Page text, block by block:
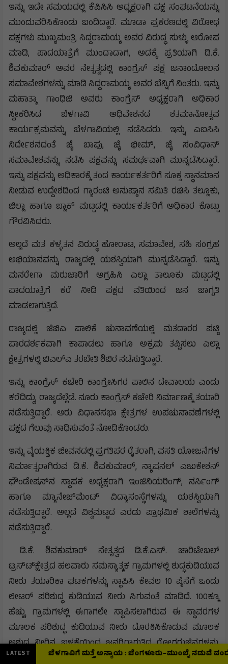
ಇನ್ನು ಇದೇ ಸಮಯದಲ್ಲಿ ಕೆಪಿಸಿಸಿ ಅಧ್ಯಕ್ಷರಾಗಿ ಪಕ್ಷ ಸಂಘಟನೆಯನ್ನು
ಮುಂದುವರಿಸಿಕೊಂಡು ಬಂದಿದ್ದಾರೆ. ಮೂಡಾ ಪ್ರಕರಣದಲ್ಲಿ ವಿರೋಧ
ಪಕ್ಷಗಳು ಮುಖ್ಯಮಂತ್ರಿ ಸಿದ್ದರಾಮಯ್ಯ ಅವರ ವಿರುದ್ಧ ಸುಳ್ಳು ಆರೋಪ
ಮಾಡಿ, ಪಾದಯಾತ್ರೆಗೆ ಮುಂದಾದಾಗ, ಅದಕ್ಕೆ ಪ್ರತಿಯಾಗಿ ಡಿ.ಕೆ.
ಶಿವಕುಮಾರ್ ಅವರ ನೇತೃತ್ವದಲ್ಲಿ ಕಾಂಗ್ರೆಸ್ ಪಕ್ಷ ಜನಾಂದೋಲನ
ಸಮಾವೇಶಗಳನ್ನು ಮಾಡಿ ಸಿದ್ದರಾಮಯ್ಯ ಅವರ ಬೆನ್ನಿಗೆ ನಿಂತರು. ಇನ್ನು
ಮಹಾತ್ಮಾ ಗಾಂಧಿಜಿ ಅವರು ಕಾಂಗ್ರೆಸ್ ಅಧ್ಯಕ್ಷರಾಗಿ ಅಧಿಕಾರ
ಸ್ವೀಕರಿಸಿದ ಬೆಳಗಾವಿ ಅಧಿವೇಶನದ ಶತಮಾನೋತ್ಸವ
ಕಾರ್ಯಕ್ರಮವನ್ನು ಬೆಳಗಾವಿಯಲ್ಲಿ ನಡೆಸಿದರು. ಇನ್ನು ಎಐಸಿಸಿ
ನಿರ್ದೇಶನದಂತೆ ಜೈ ಬಾಪು, ಜೈ ಭೀಮ್, ಜೈ ಸಂವಿಧಾನ್
ಸಮಾವೇಶವನ್ನು ನಡೆಸಿ ಪಕ್ಷವನ್ನು ಸಮರ್ಥವಾಗಿ ಮುನ್ನಡೆಸಿದ್ದಾರೆ.
ಇನ್ನು ಪಕ್ಷವನ್ನು ಅಧಿಕಾರಕ್ಕೆ ತಂದ ಕಾರ್ಯಕರ್ತರಿಗೆ ಸೂಕ್ತ ಸ್ಥಾನಮಾನ
ನೀಡುವ ಉದ್ದೇಶದಿಂದ ಗ್ಯಾರಂಟಿ ಅನುಷ್ಠಾನ ಸಮಿತಿ ರಚಿಸಿ ತಲ್ಲೂಕು,
ಜಿಲ್ಲಾ ಹಾಗೂ ಬ್ಲಾಕ್ ಮಟ್ಟದಲ್ಲಿ ಕಾರ್ಯಕರ್ತರಿಗೆ ಅಧಿಕಾರ ಕೊಟ್ಟು
ಗೌರವಿಸಿದರು.
ಅಲ್ಲದೆ ಮತ ಕಳ್ಳತನ ವಿರುದ್ಧ ಹೋರಾಟ, ಸಮಾವೇಶ, ಸಹಿ ಸಂಗ್ರಹ
ಅಭಿಯಾನವನ್ನು ರಾಜ್ಯದಲ್ಲಿ ಯಶಸ್ವಿಯಾಗಿ ಮುನ್ನಡೆಸಿದ್ದಾರೆ. ಇನ್ನು
ಮನರೇಗಾ ಮರುಜಾರಿಗೆ ಆಗ್ರಹಿಸಿ ಎಲ್ಲಾ ತಾಲೂಕು ಮಟ್ಟದಲ್ಲಿ
ಪಾದಯಾತ್ರೆಗೆ ಕರೆ ನೀಡಿ ಪಕ್ಷದ ವತಿಯಿಂದ ಜನ ಜಾಗೃತಿ
ಮಾಡಲಾಗುತ್ತಿದೆ.
ರಾಜ್ಯದಲ್ಲಿ ಜಿಬಿಎ ಪಾಲಿಕೆ ಚುನಾವಣೆಯಲ್ಲಿ ಮತದಾರರ ಪಟ್ಟಿ
ಪಾರದರ್ಶಕವಾಗಿ ಕಾಪಾಡಲು ಹಾಗೂ ಅಕ್ರಮ ತಪ್ಪಿಸಲು ಎಲ್ಲಾ
ಕ್ಷೇತ್ರಗಳಲ್ಲಿ ಬಿಎಲ್ಎ ತರಬೇತಿ ಶಿಬಿರ ನಡೆಸುತ್ತಿದ್ದಾರೆ.
ಇನ್ನು ಕಾಂಗ್ರೆಸ್ ಕಚೇರಿ ಕಾಂಗ್ರೇಸಿಗರ ಪಾಲಿನ ದೇವಾಲಯ ಎಂದು
ಕರೆದಿದ್ದು, ರಾಜ್ಯದೆಲ್ಲೆಡೆ. ನೂರು ಕಾಂಗ್ರೆಸ್ ಕಚೇರಿ ನಿರ್ಮಾಣಕ್ಕೆ ತಯಾರಿ
ನಡೆಸುತ್ತಿದ್ದಾರೆ. ಆರು ವಿಧಾನಸಭಾ ಕ್ಷೇತ್ರಗಳ ಉಪಚುನಾವಣೆಗಳಲ್ಲಿ
ಪಕ್ಷದ ಗೆಲುವು ಸಾಧಿಸುವಂತೆ ನೋಡಿಕೊಂಡರು.
ಇನ್ನು ವೈಯಕ್ತಿಕ ಜೀವನದಲ್ಲಿ ಪ್ರಗತಿಪರ ರೈತರಾಗಿ, ವಸತಿ ಯೋಜನೆಗಳ
ನಿರ್ಮಾತೃರಾಗಿರುವ ಡಿ.ಕೆ. ಶಿವಕುಮಾರ್, ನ್ಯಾಷನಲ್ ಎಜುಕೇಶನ್
ಫೌಂಡೇಷನ್‍ನ ಸ್ಥಾಪಕ ಅಧ್ಯಕ್ಷರಾಗಿ ಇಂಜಿನಿಯರಿಂಗ್, ನರ್ಸಿಂಗ್
ಹಾಗೂ ಮ್ಯಾನೇಜ್‍ಮೆಂಟ್ ವಿದ್ಯಾಸಂಸ್ಥೆಗಳನ್ನು ಯಶಸ್ವಿಯಾಗಿ
ನಡೆಸುತ್ತಿದ್ದಾರೆ. ಅಲ್ಲದೆ ವಿಶ್ವಮಟ್ಟದ ಎರಡು ಪ್ರಾಥಮಿಕ ಶಾಲೆಗಳನ್ನು
ನಡೆಸುತ್ತಿದ್ದಾರೆ.
ಡಿ.ಕೆ. ಶಿವಕುಮಾರ್ ನೇತೃತ್ವದ ಡಿ.ಕೆ.ಎಸ್. ಚಾರಿಟೇಬಲ್
ಟ್ರಸ್ಟ್‍ಕ್ಷೇತ್ರದ ಹಲವಾರು ಸಮಸ್ಯಾತ್ಮಕ ಗ್ರಾಮಗಳಲ್ಲಿ ಶುದ್ಧಕುಡಿಯುವ
ನೀರು ತಯಾರಿಕಾ ಘಟಕಗಳನ್ನು ಸ್ಥಾಪಿಸಿ ಕೇವಲ 10 ಪೈಸೆಗೆ ಒಂದು
ಲೀಟರ್ ಪರಿಶುದ್ಧ ಕುಡಿಯುವ ನೀರು ಸಿಗುವಂತೆ ಮಾಡಿದೆ. 100ಕ್ಕೂ
ಹೆಚ್ಚು ಗ್ರಾಮಗಳಲ್ಲಿ ಈಗಾಗಲೇ ಸ್ಥಾಪಿಸಲಾಗಿರುವ ಈ ಸ್ಥಾವರಗಳ
ಮೂಲಕ ಪರಿಶುದ್ಧ ಕುಡಿಯುವ ನೀರು ದೊರಕಿಸಿಕೊಡುವ ಮೂಲಕ
ಅಶುದ್ದ ನೀರಿನ ಬಳಕೆಯಿಂದ ಜನರಿಗಾಗುತ್ತಿದ್ದ ರೋಗರುಜಿನಗಳನ್ನು
ನಿವಾರಿಸುವಲ್ಲಿ ಡಿ.ಕೆ.ಎಸ್. ಚಾರಿಟೇಬಲ್ ಟ್ರಸ್ಟ್ ಯಶಸ್ವಿಯಾಗಿದೆ. ಈ
LATEST
ಬೆಳಗಾವಿಗೆ ಮತ್ತೆ ಅನ್ಯಾಯ : ಬೆಂಗಳೂರು–ಮುಂಬೈ ನಡುವೆ ವಂದೇ ಭಾರತ್